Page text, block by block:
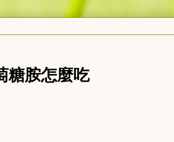
胺怎麼吃